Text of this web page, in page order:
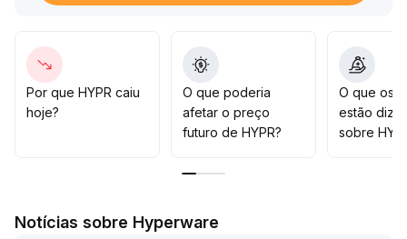
correções no curto prazo
Recomenda-se acompanhar mudanças adicionais no
volume e na distribuição de capital, controlar
rigorosamente a exposição nas altas e adotar
estratégias focadas em negociações dentro de
riscos de volatilidade extrema devido ao esgotamento
Por que HYPR caiu
hoje?
O que poderia
afetar o preço
futuro de HYPR?
O que os
estão
sobre
Notícias sobre Hyperware